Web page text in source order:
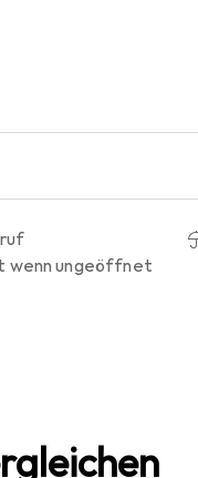
wenn ungeöffnet